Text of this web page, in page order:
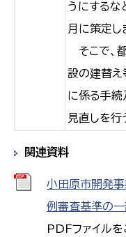
うにする
月に策定し
そこで、
設の建替え
に係る手続
見直しを行
関連資料
小田原市開発
例審査基準の
PDFファイルを